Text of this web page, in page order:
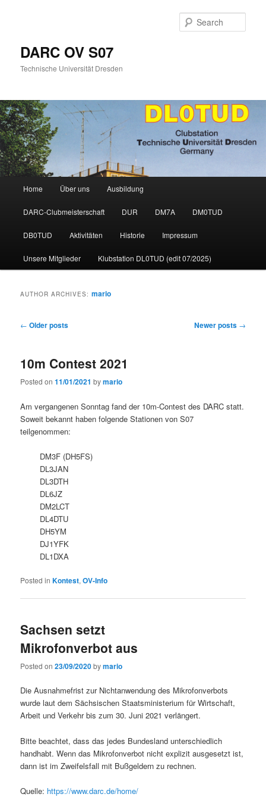
DARC OV S07
Technische Universität Dresden
Home Über uns Ausbildung
DARC-Clubmeisterschaft DUR DM7A DM0TUD
DB0TUD Aktivitäten Historie Impressum
Unsere Mitglieder Klubstation DL0TUD (edit 07/2025)
AUTHOR ARCHIVES:mario
Post
← Older posts Newer posts →
10m Contest 2021
Posted on11/01/2021 bymario
Am vergangenen Sonntag fand der 10m-Contest des DARC statt.
Soweit bekannt haben folgende Stationen von S07
teilgenommen:
DM3F (DH5FS)
DL3JAN
DL3DTH
DL6JZ
DM2LCT
DL4DTU
DH5YM
DJ1YFK
DL1DXA
Posted in Kontest,OV-Info
Sachsen setzt
Mikrofonverbot aus
Posted on23/09/2020bymario
Die Ausnahmefrist zur Nichtanwendung des Mikrofonverbots
wurde laut dem Sächsischen Staatsministerium für Wirtschaft,
Arbeit und Verkehr bis zum 30. Juni 2021 verlängert.
Bitte beachtet, dass das jedes Bundesland unterschiedlich
handhabt. Wenn das Mikrofonverbot nicht explizit ausgesetzt ist,
dann ist im Zweifelsfall mit Bußgeldern zu rechnen.
Quelle: https://www.darc.de/home/